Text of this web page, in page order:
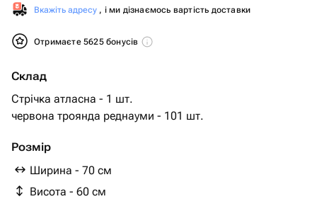
Вкажіть адресу , і ми дізнаємось вартість доставки
Отримаєте 5625 бонусів
Склад
Стрічка атласна - 1 шт.
червона троянда реднауми - 101 шт.
Розмір
Ширина - 70 см
Висота - 60 см